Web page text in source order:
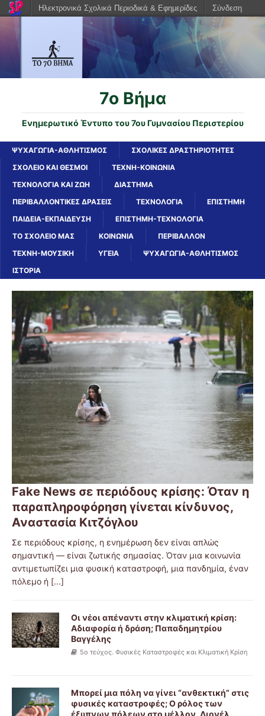
7o Βήμα
Ενημερωτικό Έντυπο του 7ου Γυμνασίου Περιστερίου
ΨΥΧΑΓΩΓΙΑ-ΑΘΛΗΤΙΣΜΟΣ
ΣΧΟΛΙΚΕΣ ΔΡΑΣΤΗΡΙΟΤΗΤΕΣ
ΣΧΟΛΕΙΟ ΚΑΙ ΘΕΣΜΟΙ
ΤΕΧΝΗ-ΚΟΙΝΩΝΙΑ
ΤΕΧΝΟΛΟΓΙΑ ΚΑΙ ΖΩΗ
ΔΙΑΣΤΗΜΑ
ΠΕΡΙΒΑΛΛΟΝΤΙΚΕΣ ΔΡΑΣΕΙΣ
ΤΕΧΝΟΛΟΓΙΑ
ΕΠΙΣΤΗΜΗ
ΠΑΙΔΕΙΑ-ΕΚΠΑΙΔΕΥΣΗ
ΕΠΙΣΤΗΜΗ-ΤΕΧΝΟΛΟΓΙΑ
ΤΟ ΣΧΟΛΕΙΟ ΜΑΣ
ΚΟΙΝΩΝΙΑ
ΠΕΡΙΒΑΛΛΟΝ
ΤΕΧΝΗ-ΜΟΥΣΙΚΗ
ΥΓΕΙΑ
ΨΥΧΑΓΩΓΙΑ-ΑΘΛΗΤΙΣΜΟΣ
ΙΣΤΟΡΙΑ
Fake News σε περιόδους κρίσης: Όταν η
παραπληροφόρηση γίνεται κίνδυνος,
Αναστασία Κιτζόγλου
Σε περιόδους κρίσης, η ενημέρωση δεν είναι απλώς
σημαντική — είναι ζωτικής σημασίας. Όταν μια κοινωνία
αντιμετωπίζει μια φυσική καταστροφή, μια πανδημία, έναν
πόλεμο ή [...]
Οι νέοι απέναντι στην κλιματική κρίση:
Αδιαφορία ή δράση; Παπαδημητρίου
Βαγγέλης
5ο τεύχος. Φυσικές Καταστροφές και Κλιματική Κρίση
Μπορεί μια πόλη να γίνει “ανθεκτική” στις
φυσικές καταστροφές; Ο ρόλος των
έξυπνων πόλεων στο μέλλον, Λιονέλ
Ηλεκτρονικά Σχολικά Περιοδικά & Εφημερίδες Σύνδεση